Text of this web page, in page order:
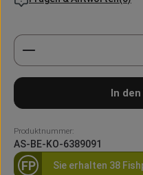
Produkt Anzahl: Gib
In
Produktnummer:
AS-BE-KO-6389091
FP Sie erhalten 38